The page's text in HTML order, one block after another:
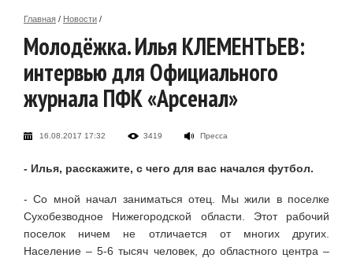
Главная / Новости /
Молодёжка. Илья КЛЕМЕНТЬЕВ:
интервью для Официального
журнала ПФК «Арсенал»
16.08.2017 17:32 3419 Пресса
- Илья, расскажите, с чего для вас начался футбол.
- Со мной начал заниматься отец. Мы жили в поселке
Сухобезводное Нижегородской области. Этот рабочий
поселок ничем не отличается от многих других.
Население – 5-6 тысяч человек, до областного центра –